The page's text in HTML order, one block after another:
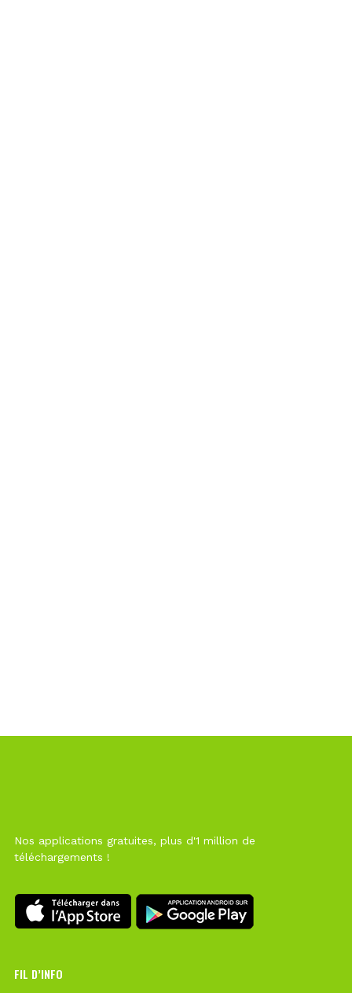
Nos applications gratuites, plus d'1 million de
téléchargements !
FIL D’INFO